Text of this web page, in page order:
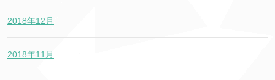
2018年12月
2018年11月